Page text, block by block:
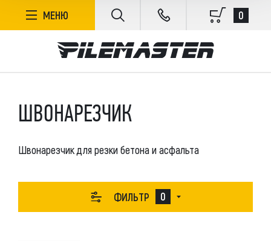
МЕНЮ 0
ШВОНАРЕЗЧИК
Швонарезчик для резки бетона и асфальта
ФИЛЬТР 0
ФИЛЬТР
В НАЛИЧИИ
ЦЕНА, РУБ.